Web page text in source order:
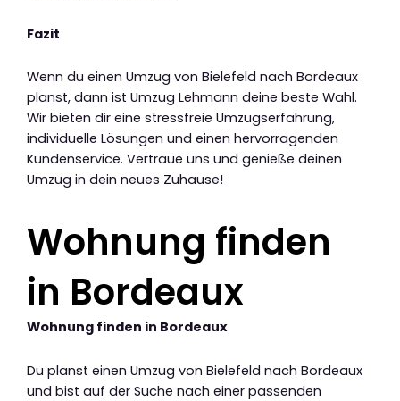
Fazit
Wenn du einen Umzug von Bielefeld nach Bordeaux
planst, dann ist Umzug Lehmann deine beste Wahl.
Wir bieten dir eine stressfreie Umzugserfahrung,
individuelle Lösungen und einen hervorragenden
Kundenservice. Vertraue uns und genieße deinen
Umzug in dein neues Zuhause!
Wohnung finden
in Bordeaux
Wohnung finden in Bordeaux
Du planst einen Umzug von Bielefeld nach Bordeaux
und bist auf der Suche nach einer passenden